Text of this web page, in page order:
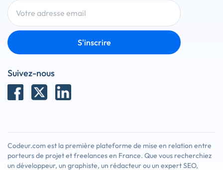
S'inscrire
Suivez-nous
Codeur.com est la première plateforme de mise en relation entre
porteurs de projet et freelances en France. Que vous recherchiez
un développeur, un graphiste, un rédacteur ou un expert SEO,